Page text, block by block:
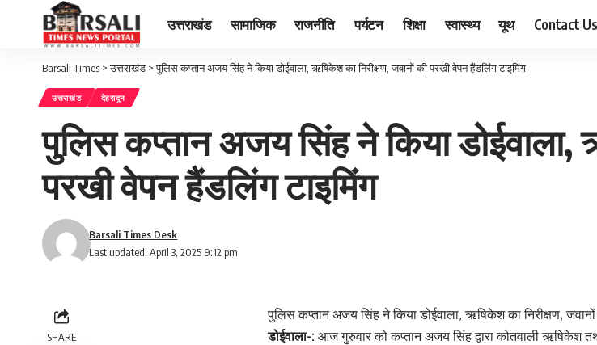
उत्तराखंड सामाजिक राजनीति पर्यटन शिक्षा स्वास्थ्य यूथ Contact Us
Barsali Times >उत्तराखंड >पुलिस कप्तान अजय सिंह ने किया डोईवाला, ऋषिकेश का निरीक्षण, जवानों की परखी वेपन हैंडलिंग टाइमिंग
उत्तराखंड देहरादून
पुलिस कप्तान अजय सिंह ने किया डोईवाला,
परखी वेपन हैंडलिंग टाइमिंग
Last updated: April 3, 2025 9:12 pm
Barsali Times Desk
SHARE
पुलिस कप्तान अजय सिंह ने किया डोईवाला, ऋषिकेश का निरीक्षण,
डोईवाला-: आज गुरुवार को कप्तान अजय सिंह द्वारा कोतवाली ऋषिकेश तथा